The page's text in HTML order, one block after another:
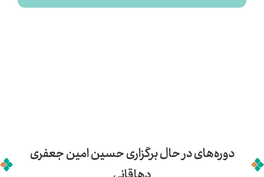
دوره‌های در حال برگزاری حسین امین جعفری